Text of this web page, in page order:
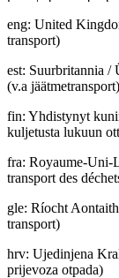
eng: United
transport)
est: Suurbritannia /
(v.a jäätmetransport)
fin: Yhdistynyt
kuljetusta lukuun
fra: Royaume-Uni-
transport des
gle: Ríocht
transport)
hrv: Ujedinjena
prijevoza otpada)